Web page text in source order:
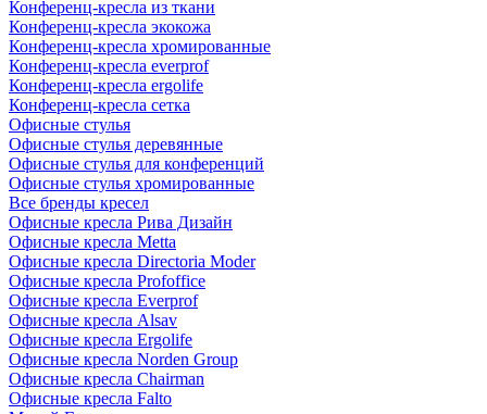
Конференц-кресла из ткани
Конференц-кресла экокожа
Конференц-кресла хромированные
Конференц-кресла everprof
Конференц-кресла ergolife
Конференц-кресла сетка
Офисные стулья
Офисные стулья деревянные
Офисные стулья для конференций
Офисные стулья хромированные
Все бренды кресел
Офисные кресла Рива Дизайн
Офисные кресла Metta
Офисные кресла Directoria Moder
Офисные кресла Profoffice
Офисные кресла Everprof
Офисные кресла Alsav
Офисные кресла Ergolife
Офисные кресла Norden Group
Офисные кресла Chairman
Офисные кресла Falto